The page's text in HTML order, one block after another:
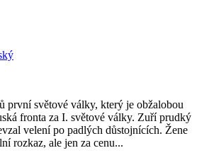
první světové války, který je obžalobou
fronta za I. světové války. Zuří prudký
velení po padlých důstojnících. Žene
rozkaz, ale jen za cenu...